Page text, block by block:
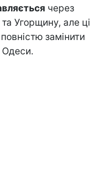
через
Угорщину, але ці
замінити
Одеси.